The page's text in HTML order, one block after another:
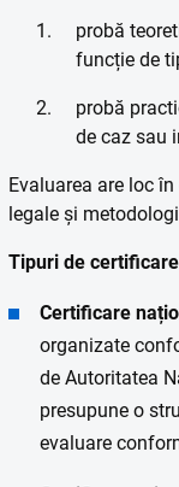
probă
funcție de
probă
de caz sau
Evaluarea are loc
legale și
Tipuri de
Certificare
organizate
de Autoritatea
presupune o
evaluare